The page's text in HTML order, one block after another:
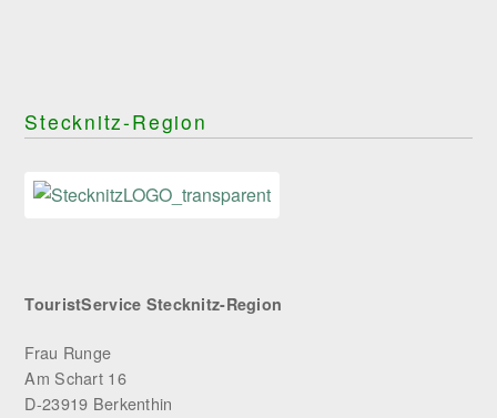
Stecknitz-Region
TouristService Stecknitz-Region
Frau Runge
Am Schart 16
D-23919 Berkenthin